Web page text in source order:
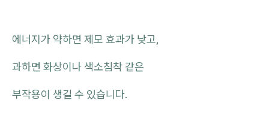
에너지가 약하면 제모 효과가 낮고,
과하면 화상이나 색소침착 같은
부작용이 생길 수 있습니다.